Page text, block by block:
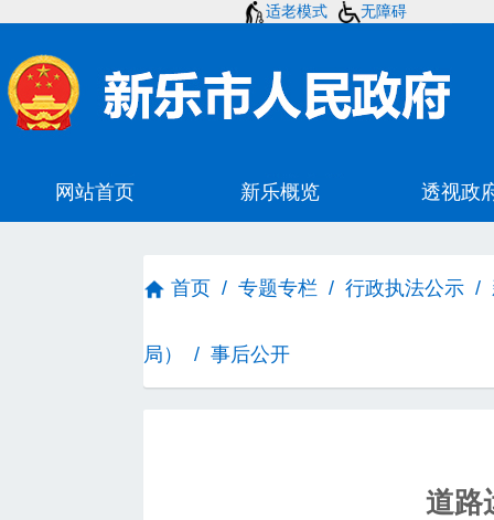
适老模式 无障碍
首页 / 专题专栏 / 行政执法公示 /
局） / 事后公开
道路